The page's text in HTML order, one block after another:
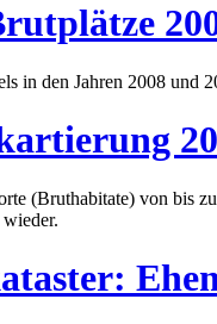
in den Jahren 2008 und
(Bruthabitate) von bis